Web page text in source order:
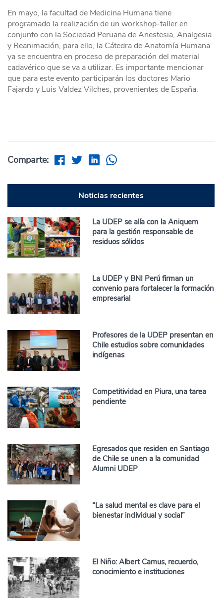
En mayo, la facultad de Medicina Humana tiene
programado la realización de un workshop-taller en
conjunto con la Sociedad Peruana de Anestesia, Analgesia
y Reanimación, para ello, la Cátedra de Anatomía Humana
ya se encuentra en proceso de preparación del material
cadavérico que se va a utilizar. Es importante mencionar
que para este evento participarán los doctores Mario
Fajardo y Luis Valdez Vilches, provenientes de España.
Comparte:
Noticias recientes
La UDEP se alía con la Aniquem
para la gestión responsable de
residuos sólidos
La UDEP y BNI Perú firman un
convenio para fortalecer la formación
empresarial
Profesores de la UDEP presentan en
Chile estudios sobre comunidades
indígenas
Competitividad en Piura, una tarea
pendiente
Egresados que residen en Santiago
de Chile se unen a la comunidad
Alumni UDEP
“La salud mental es clave para el
bienestar individual y social”
El Niño: Albert Camus, recuerdo,
conocimiento e instituciones